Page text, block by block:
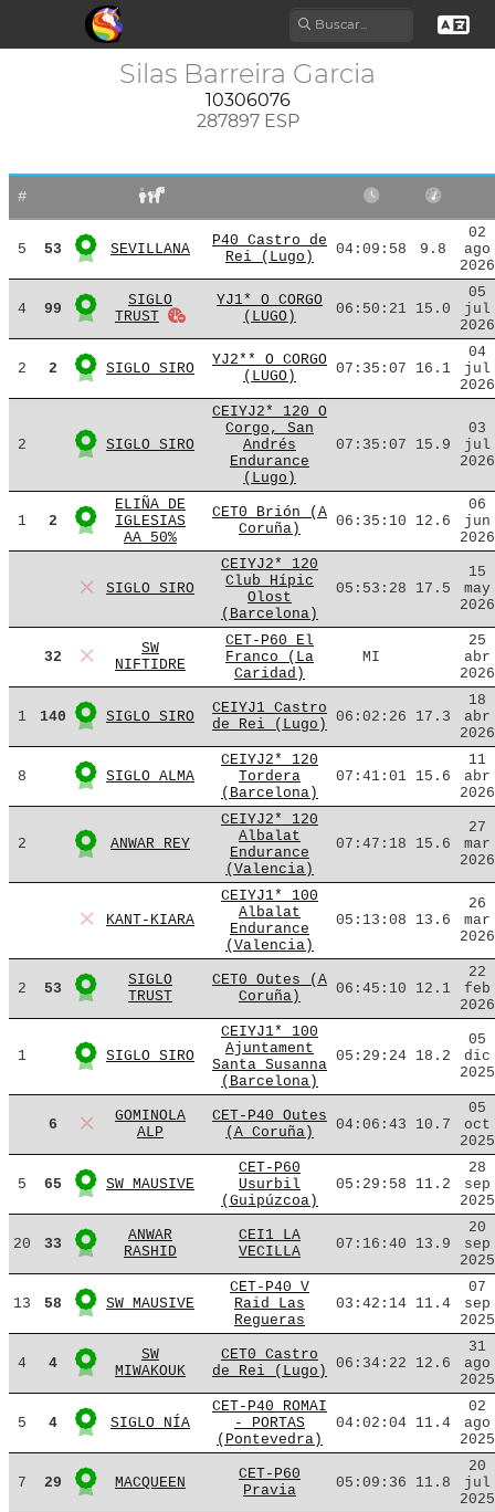
Silas Barreira Garcia
10306076
287897 ESP
#
5 53 SEVILLANA
P40 Castro de
Rei (Lugo)
04:09:58 9.8
02
ago
2026
4 99
SIGLO
TRUST
YJ1* O CORGO
(LUGO)
06:50:21 15.0
05
jul
2026
2 2 SIGLO SIRO
YJ2** O CORGO
(LUGO)
07:35:07 16.1
04
jul
2026
2 SIGLO SIRO
CEIYJ2* 120 O
Corgo, San
Andrés
Endurance
(Lugo)
07:35:07 15.9
03
jul
2026
1 2
ELIÑA DE
IGLESIAS
AA 50%
CET0 Brión (A
Coruña)
06:35:10 12.6
06
jun
2026
SIGLO SIRO
CEIYJ2* 120
Club Hípic
Olost
(Barcelona)
05:53:28 17.5
15
may
2026
32
SW
NIFTIDRE
CET-P60 El
Franco (La
Caridad)
MI
25
abr
2026
1 140 SIGLO SIRO
CEIYJ1 Castro
de Rei (Lugo)
06:02:26 17.3
18
abr
2026
8 SIGLO ALMA
CEIYJ2* 120
Tordera
(Barcelona)
07:41:01 15.6
11
abr
2026
2 ANWAR REY
CEIYJ2* 120
Albalat
Endurance
(Valencia)
07:47:18 15.6
27
mar
2026
KANT-KIARA
CEIYJ1* 100
Albalat
Endurance
(Valencia)
05:13:08 13.6
26
mar
2026
2 53
SIGLO
TRUST
CET0 Outes (A
Coruña)
06:45:10 12.1
22
feb
2026
1 SIGLO SIRO
CEIYJ1* 100
Ajuntament
Santa Susanna
(Barcelona)
05:29:24 18.2
05
dic
2025
6
GOMINOLA
ALP
CET-P40 Outes
(A Coruña)
04:06:43 10.7
05
oct
2025
5 65 SW MAUSIVE
CET-P60
Usurbil
(Guipúzcoa)
05:29:58 11.2
28
sep
2025
20 33
ANWAR
RASHID
CEI1 LA
VECILLA
07:16:40 13.9
20
sep
2025
13 58 SW MAUSIVE
CET-P40 V
Raid Las
Regueras
03:42:14 11.4
07
sep
2025
4 4
SW
MIWAKOUK
CET0 Castro
de Rei (Lugo)
06:34:22 12.6
31
ago
2025
5 4 SIGLO NÍA
CET-P40 ROMAI
- PORTAS
(Pontevedra)
04:02:04 11.4
02
ago
2025
7 29 MACQUEEN
CET-P60
Pravia
05:09:36 11.8
20
jul
2025